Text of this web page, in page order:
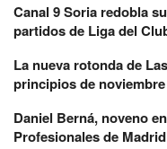
Canal 9 Soria redobla
partidos de Liga del
La nueva rotonda de
principios de noviembre
Daniel Berná, noveno
Profesionales de